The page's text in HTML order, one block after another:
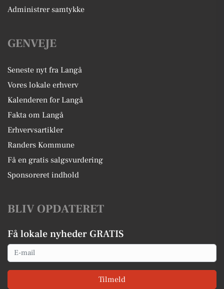
Administrer samtykke
GENVEJE
Seneste nyt fra Langå
Vores lokale erhverv
Kalenderen for Langå
Fakta om Langå
Erhvervsartikler
Randers Kommune
Få en gratis salgsvurdering
Sponsoreret indhold
BLIV OPDATERET
Få lokale nyheder GRATIS
Email
Tilmeld